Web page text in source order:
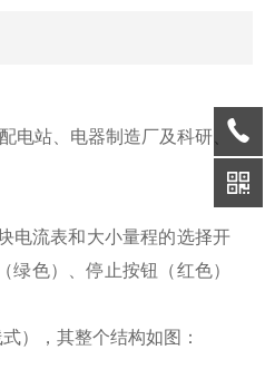
电站、电器制造厂及科研、
电流表和大小量程的选择开
色）、停止按钮（红色）
式），其整个结构如图：